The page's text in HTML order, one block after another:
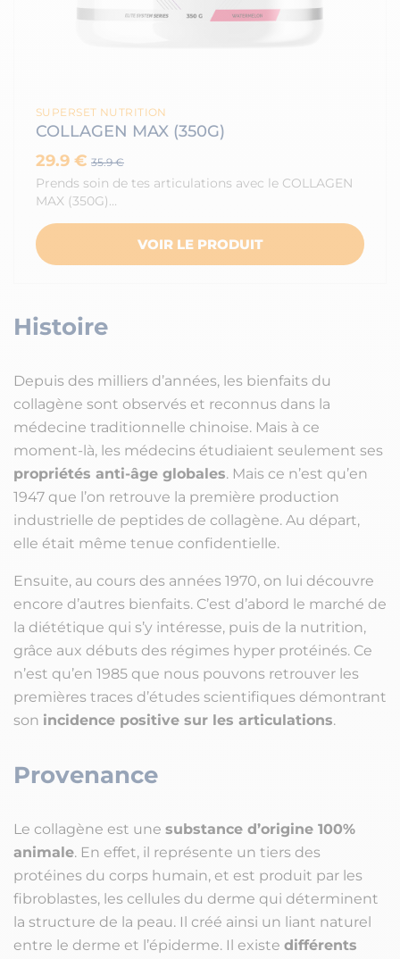
SUPERSET NUTRITION
COLLAGEN MAX (350G)
29.9 € 35.9 €
Prends soin de tes articulations avec le COLLAGEN
MAX (350G)…
VOIR LE PRODUIT
Histoire
Depuis des milliers d’années, les bienfaits du
collagène sont observés et reconnus dans la
médecine traditionnelle chinoise. Mais à ce
moment-là, les médecins étudiaient seulement ses
propriétés anti-âge globales. Mais ce n’est qu’en
1947 que l’on retrouve la première production
industrielle de peptides de collagène. Au départ,
elle était même tenue confidentielle.
Ensuite, au cours des années 1970, on lui découvre
encore d’autres bienfaits. C’est d’abord le marché de
la diététique qui s’y intéresse, puis de la nutrition,
grâce aux débuts des régimes hyper protéinés. Ce
n’est qu’en 1985 que nous pouvons retrouver les
premières traces d’études scientifiques démontrant
son incidence positive sur les articulations.
Provenance
Le collagène est une substance d’origine 100%
animale. En effet, il représente un tiers des
protéines du corps humain, et est produit par les
fibroblastes, les cellules du derme qui déterminent
la structure de la peau. Il créé ainsi un liant naturel
entre le derme et l’épiderme. Il existe différents